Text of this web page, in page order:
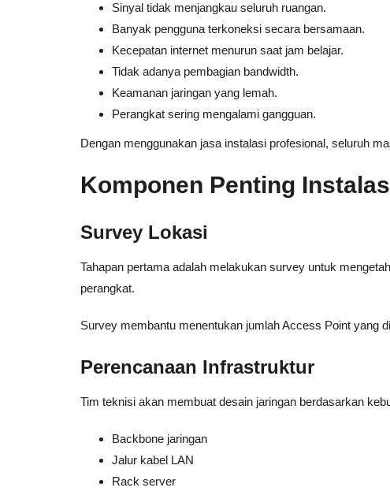
Sinyal tidak menjangkau seluruh ruangan.
Banyak pengguna terkoneksi secara bersamaan.
Kecepatan internet menurun saat jam belajar.
Tidak adanya pembagian bandwidth.
Keamanan jaringan yang lemah.
Perangkat sering mengalami gangguan.
Dengan menggunakan jasa instalasi profesional, seluruh
Komponen Penting
Survey Lokasi
Tahapan pertama adalah melakukan survey untuk
perangkat.
Survey membantu menentukan jumlah Access Point yang
Perencanaan Infrastruktur
Tim teknisi akan membuat desain jaringan berdasarkan
Backbone jaringan
Jalur kabel LAN
Rack server